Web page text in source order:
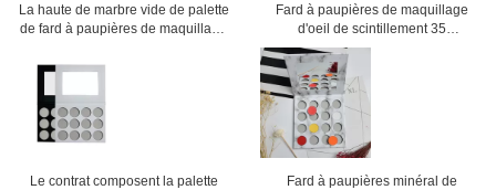
La haute de marbre vide de palette
de fard à paupières de maquillage
Fard à paupières de maquillage
d'oeil de scintillement 35
ensembles de maquillage de
cosmétiques d'OEM de forme de
poudre de couleurs
Le contrat composent la palette
Fard à paupières minéral de